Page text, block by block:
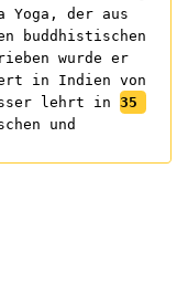
Yoga, der aus
buddhistischen
wurde er
in Indien von
lehrt in 35
und